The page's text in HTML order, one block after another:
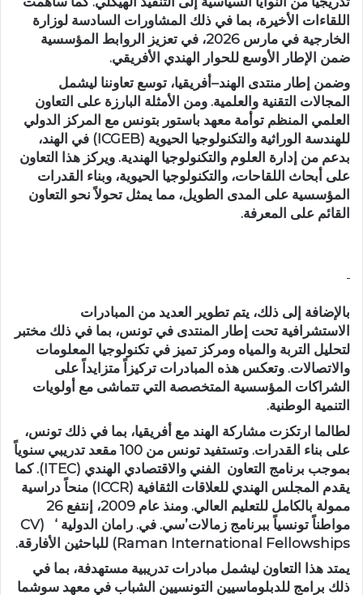
اللقاءات الأخيرة، بما في ذلك المشاورات السادسة لوزارة
الخارجية في مارس 2026، في تعزيز الروابط المؤسسية
ضمن الإطار الأوسع للحوار الهندي الأفريقي.
وضمن إطار منتدى الهند–أفريقيا، توسع تعاوننا ليشمل
المجالات التقنية والعلمية. ومن الأمثلة البارزة على التعاون
العلمي المنظم توأمة معهد باستور بتونس مع المركز الدولي
للهندسة الوراثية والتكنولوجيا الحيوية (ICGEB) في الهند،
بدعم من إدارة العلوم والتكنولوجيا الهندية. ويركز هذا التعاون
على أبحاث اللقاحات، والتكنولوجيا الحيوية، وبناء القدرات
المؤسسية على المدى الطويل، مما يمثل تحولاً نحو التعاون
القائم على المعرفة.
بالإضافة إلى ذلك، يتم تطوير العديد من المبادرات
الاستشرافية تحت إطار المنتدى في تونس، بما في ذلك مختبر
لتحليل التربة والمياه ومركز تميز في تكنولوجيا المعلومات
والاتصالات. وتعكس هذه المبادرات تركيزاً متزايداً على
الشراكات المؤسسية المتخصصة التي تتماشى مع أولويات
التنمية الوطنية.
لطالما ارتكزت مشاركة الهند مع أفريقيا، بما في ذلك تونس،
على بناء القدرات. وتستفيد تونس من 100 مقعد تدريبي سنوياً
بموجب برنامج التعاون الفني والاقتصادي الهندي (ITEC). كما
يقدم المجلس الهندي للعلاقات الثقافية (ICCR) منحاً دراسية
ممولة بالكامل للتعليم العالي. ومنذ عام 2009، إنتفع 26
مواطناً تونسياً ببرنامج زمالات’سي. في. رامان الدولية ‘ (CV
Raman International Fellowships) للباحثين الأفارقة.
يمتد هذا التعاون ليشمل مبادرات تدريبية مستهدفة، بما في
ذلك برامج للدبلوماسيين التونسيين الشباب في معهد سوشما